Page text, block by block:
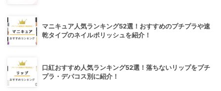
マニキュア人気ランキング52選！おすすめのプチプラや速
乾タイプのネイルポリッシュを紹介！
口紅おすすめ人気ランキング52選！落ちないリップをプチ
プラ・デパコス別に紹介！